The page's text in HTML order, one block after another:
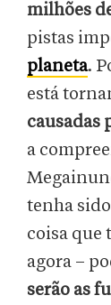
milhões
pistas
planeta.
está
causadas
a
tenha
coisa que
agora –
serão as